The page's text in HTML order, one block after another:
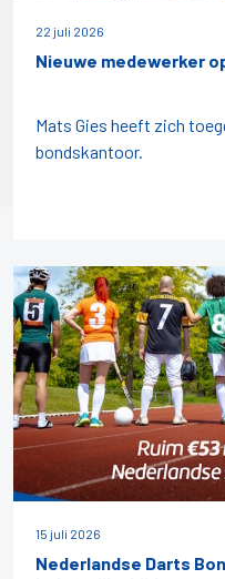
22 juli 2026
Nieuwe medewerker
Mats Gies heeft zich
bondskantoor.
15 juli 2026
Nederlandse Darts